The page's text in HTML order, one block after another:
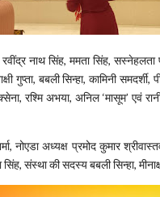
नाथ सिंह, ममता सिंह, सस्नेहलता
गुप्ता, बबली सिन्हा, कामिनी
सक्सेना, रश्मि अभया, अनिल ‘मासूम’
अध्यक्ष प्रमोद कुमार
सिंह, संस्था की सदस्य बबली सिन्हा,